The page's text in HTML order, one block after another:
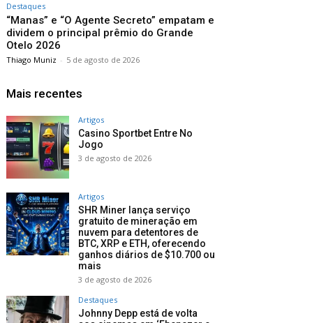
Destaques
“Manas” e “O Agente Secreto” empatam e
dividem o principal prêmio do Grande
Otelo 2026
Thiago Muniz - 5 de agosto de 2026
Mais recentes
Artigos
Casino Sportbet Entre No
Jogo
3 de agosto de 2026
Artigos
SHR Miner lança serviço
gratuito de mineração em
nuvem para detentores de
BTC, XRP e ETH, oferecendo
ganhos diários de $10.700 ou
mais
3 de agosto de 2026
Destaques
Johnny Depp está de volta